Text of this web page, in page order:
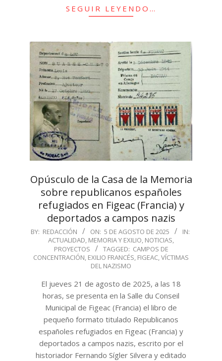
SEGUIR LEYENDO…
Opúsculo de la Casa de la Memoria
sobre republicanos españoles
refugiados en Figeac (Francia) y
deportados a campos nazis
2025-
05
BY: REDACCIÓN ON: 5 DE AGOSTO DE 2025
IN:
ACTUALIDAD, MEMORIA Y EXILIO, NOTICIAS,
PROYECTOS
TAGGED: CAMPOS DE
CONCENTRACIÓN, EXILIO FRANCÉS, FIGEAC,VÍCTIMAS
DEL NAZISMO
El jueves 21 de agosto de 2025, a las 18
horas, se presenta en la Salle du Conseil
Municipal de Figeac (Francia) el libro de
pequeño formato titulado Republicanos
españoles refugiados en Figeac (Francia) y
deportados a campos nazis, escrito por el
historiador Fernando Sígler Silvera y editado